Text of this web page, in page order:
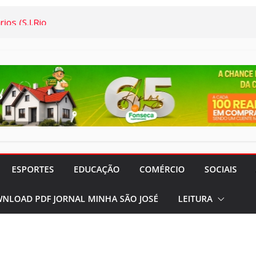
e Cidadania:
do Legislativo
(S.J.Rio
completa
trabalho e
Semana: Lúcia
ESPORTES EDUCAÇÃO COMÉRCIO SOCIAIS
PDF JORNAL MINHA SÃO JOSÉ LEITURA